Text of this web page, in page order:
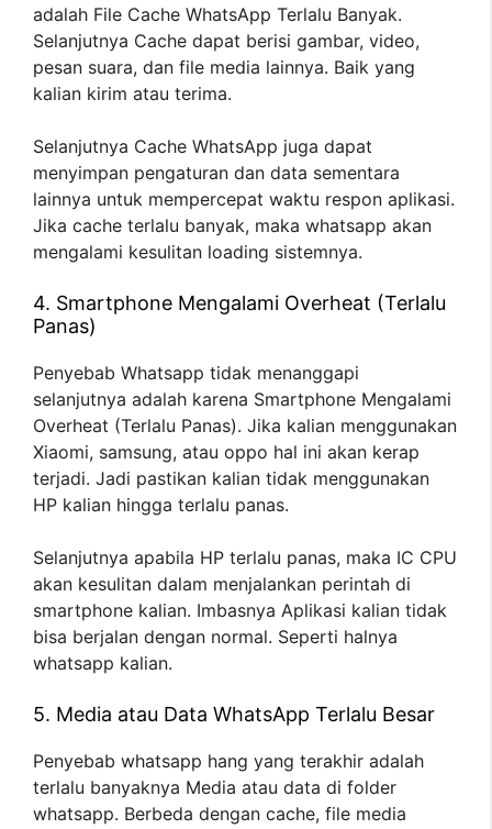
adalah File Cache WhatsApp Terlalu Banyak.
Selanjutnya Cache dapat berisi gambar, video,
pesan suara, dan file media lainnya. Baik yang
kalian kirim atau terima.
Selanjutnya Cache WhatsApp juga dapat
menyimpan pengaturan dan data sementara
lainnya untuk mempercepat waktu respon aplikasi.
Jika cache terlalu banyak, maka whatsapp akan
mengalami kesulitan loading sistemnya.
4. Smartphone Mengalami Overheat (Terlalu
Panas)
Penyebab Whatsapp tidak menanggapi
selanjutnya adalah karena Smartphone Mengalami
Overheat (Terlalu Panas). Jika kalian menggunakan
Xiaomi, samsung, atau oppo hal ini akan kerap
terjadi. Jadi pastikan kalian tidak menggunakan
HP kalian hingga terlalu panas.
Selanjutnya apabila HP terlalu panas, maka IC CPU
akan kesulitan dalam menjalankan perintah di
smartphone kalian. Imbasnya Aplikasi kalian tidak
bisa berjalan dengan normal. Seperti halnya
whatsapp kalian.
5. Media atau Data WhatsApp Terlalu Besar
Penyebab whatsapp hang yang terakhir adalah
terlalu banyaknya Media atau data di folder
whatsapp. Berbeda dengan cache, file media